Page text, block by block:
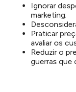
Ignorar
marketing;
Praticar
avaliar os
Reduzir o
guerras que